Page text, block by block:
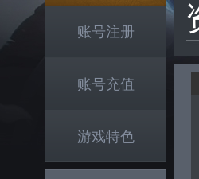
账号注册
账号充值
游戏特色